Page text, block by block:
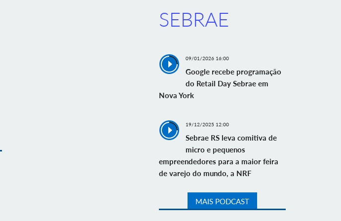
SEBRAE
09/01/2026 16:00
Google recebe programação
do Retail Day Sebrae em
Nova York
19/12/2025 12:00
Sebrae RS leva comitiva de
micro e pequenos
empreendedores para a maior feira
de varejo do mundo, a NRF
MAIS PODCAST